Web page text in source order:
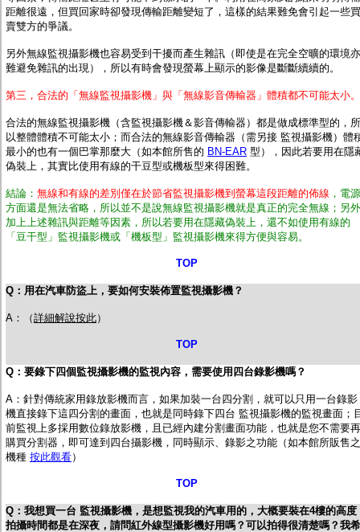
距離很遠，但買回家時卻發現傳輸距離變短了，這樣的結果難免會引起一些買
賣雙方的爭議。
另外無線監視攝影機也容易受到干擾而產生雜訊（即使是在完全空曠的環境亦
難避免雜訊的出現），所以有時會發現螢幕上顯示的影像是斷斷續續的。
第三，合法的「無線監視攝影機」與「無線影音傳輸器」體積都不可能太小。
合法的無線監視攝影機（含監視攝影機＆影音傳輸器）都是做成標準型的，所
以整體體積不可能太小；而合法的無線影音傳輸器（需另接 監視攝影機）體
最小的也有一個巴掌那麼大（如本館所售的 BN-EAR 型），因此若要用在隱
偽裝上，其實比使用有線的干豆型或機板型來得困難。
結論： 無線和有線的差別僅在於節省監視攝影機到螢幕這段距離的佈線 ，電源
方面還是無法省略，所以並不是說無線監視攝影機就是真正的完全無線；另外
加上上述雜訊與距離等因素，所以若要用在隱藏偽裝上，還不如使用有線的
「豆干型」監視攝影機或「機板型」監視攝影機來得方便與容易。
TOP
Q：用在汽車防盜上，要如何安裝佈置監視攝影機？
A：（詳細解說按此）
TOP
Q：要錄下四個監視攝影機的監視內容，需要使用四台錄影機嗎？
A： 針對傳統家用錄放影機而言，如果加裝一台四分割，就可以只用一台錄影
機直接錄下這四分割的畫面，也就是同時錄下四台 監視攝影機的監視畫面；
前監視上多採用數位錄放影機，且已經內建分割畫面功能，也就是您不需要再
購買分割器，即可達到四台攝影機，同時顯示、錄影之功能（如本館所販售之
機種 按此觀看）
TOP
Q： 我想買一台 監視攝影機，是想監視我的汽車用的，大概要裝在4樓的高度
拍攝時間都是在深夜，請問紅外線型攝影機好用嗎？可以拍得很清楚嗎？我希